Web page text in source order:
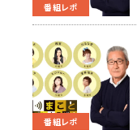
番組レポ
番組レポ